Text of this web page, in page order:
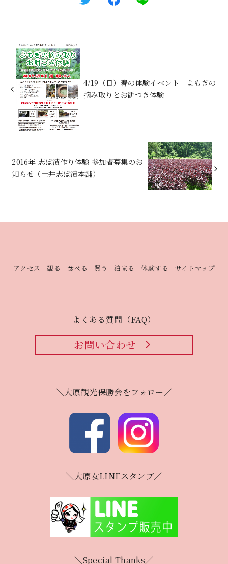
4/19（日）春の体験イベント「よもぎの
摘み取りとお餅つき体験」
2016年 志ば漬作り体験 参加者募集のお
知らせ（土井志ば漬本舗）
アクセス 観る 食べる 買う 泊まる 体験する サイトマップ
よくある質問（FAQ）
お問い合わせ
＼大原観光保勝会をフォロー／
＼大原女LINEスタンプ／
＼Special Thanks／